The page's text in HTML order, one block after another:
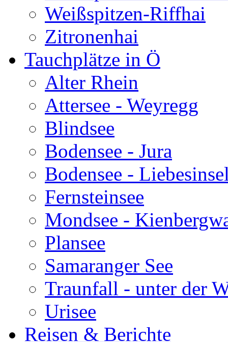
Weißspitzen-Riffhai
Zitronenhai
Tauchplätze in Ö
Alter Rhein
Attersee - Weyregg
Blindsee
Bodensee - Jura
Bodensee -
Fernsteinsee
Mondsee -
Plansee
Samaranger See
Traunfall - unter der
Urisee
Reisen & Berichte